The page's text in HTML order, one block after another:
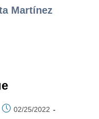
Martínez
02/25/2022